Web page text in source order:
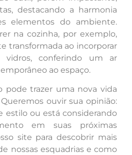
destacando a harmonia
elementos do ambiente.
na cozinha, por exemplo,
transformada ao incorporar
vidros, conferindo um ar
ao espaço.
pode trazer uma nova vida
ouvir sua opinião:
estilo ou está considerando
em suas próximas
site para descobrir mais
nossas esquadrias e como